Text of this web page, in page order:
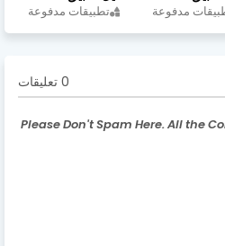
مدفوعة تطبيقات مدفوعة
0 تعليقات
* Please Don't Spam Here. All the